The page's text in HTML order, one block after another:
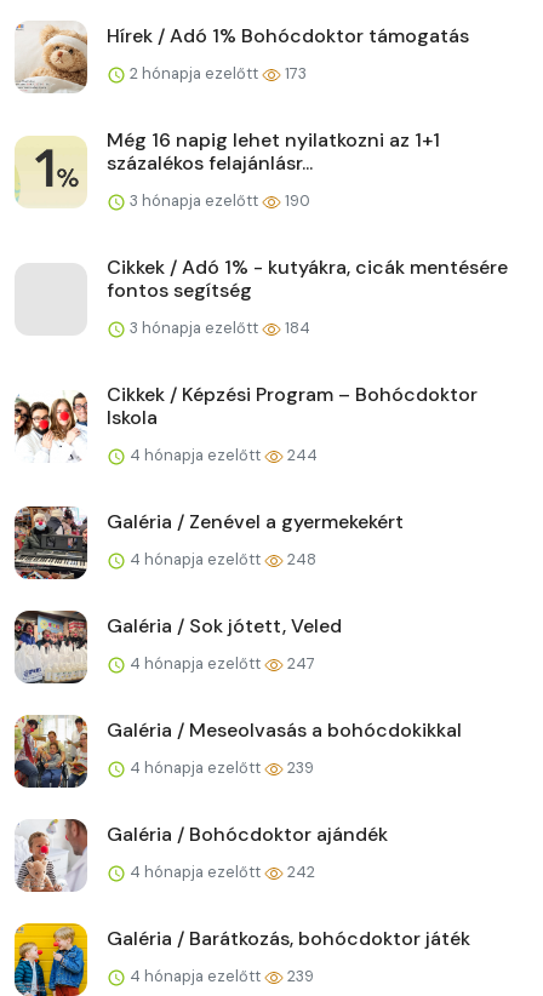
Hírek / Adó 1% Bohócdoktor támogatás
2 hónapja ezelőtt 173
Még 16 napig lehet nyilatkozni az 1+1
százalékos felajánlásr...
3 hónapja ezelőtt 190
Cikkek / Adó 1% - kutyákra, cicák mentésére
fontos segítség
3 hónapja ezelőtt 184
Cikkek / Képzési Program – Bohócdoktor
Iskola
4 hónapja ezelőtt 244
Galéria / Zenével a gyermekekért
4 hónapja ezelőtt 248
Galéria / Sok jótett, Veled
4 hónapja ezelőtt 247
Galéria / Meseolvasás a bohócdokikkal
4 hónapja ezelőtt 239
Galéria / Bohócdoktor ajándék
4 hónapja ezelőtt 242
Galéria / Barátkozás, bohócdoktor játék
4 hónapja ezelőtt 239